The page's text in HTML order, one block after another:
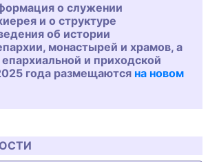
о служении
и о структуре
об истории
монастырей и храмов, а
и приходской
года размещаются на новом